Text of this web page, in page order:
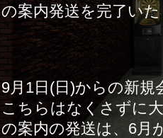
の案内発送を完了い
9月1日(日)からの新規
こちらはなくさずに
の案内の発送は、6月